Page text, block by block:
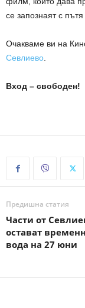
се запознаят с
Очакваме ви на
Севлиево
Вход – свободен!
Предишна статия
Части от
остават
вода на 27 юни